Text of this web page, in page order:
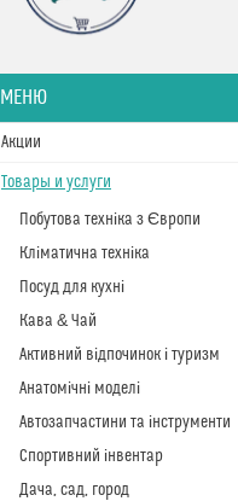
Акции
Товары и услуги
Побутова техніка з Європи
Кліматична техніка
Посуд для кухні
Кава & Чай
Активний відпочинок і туризм
Анатомічні моделі
Автозапчастини та інструменти
Спортивний інвентар
Дача, сад, город